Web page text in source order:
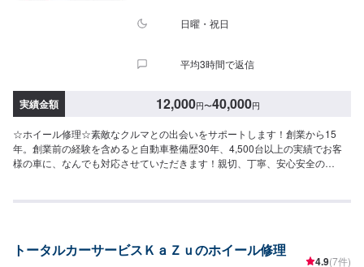
変わります。予めご了承ください。【定休日・営業時間】定休日：火曜日営
日曜・祝日
平均3時間で返信
実績金額 12,000円〜40,000円
☆ホイール修理☆素敵なクルマとの出会いをサポートします！創業から15
年。創業前の経験を含めると自動車整備歴30年、4,500台以上の実績でお客
様の車に、なんでも対応させていただきます！親切、丁寧、安心安全の
ただければ作業開始【4】仕上がり次第納車☆代車について☆修理時の代車は
営業時間：9:00~19:00
トータルカーサービスＫａＺｕのホイール修理
4.9(7件)